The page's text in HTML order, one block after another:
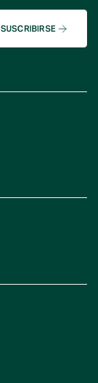
SUSCRIBIRSE